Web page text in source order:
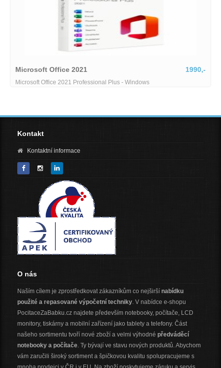
1990,- Microsoft Office 2021
Microsoft Office 2021 Professional Plus
Kontakt
Kontaktní informace
O nás
Naším cílem je zprostředkovat zákazníkům co nejširší nabídku
použité a repasované výpočetní techniky. V nabídce e-shopu
PocitaceZaBabku.cz najdete především notebooky, počítače, LCD
monitory, tiskárny a mobilní zařízení jako tablety a telefony. Část
našeho sortimentu tvoří nové zboží a velmi výhodné předváděcí
notebooky a počítače. Ty bývají ve stavu nových produktů. Abychom
vám zaručili široký sortiment a špičkovou kvalitu spolupracujeme s